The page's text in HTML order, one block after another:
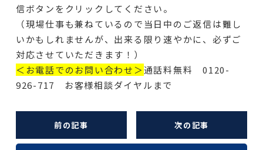
信ボタンをクリックしてください。
（現場仕事も兼ねているので当日中のご返信は難し
いかもしれませんが、出来る限り速やかに、必ずご
対応させていただきます！）
＜お電話でのお問い合わせ＞通話料無料 0120-
926-717 お客様相談ダイヤルまで
前の記事 次の記事